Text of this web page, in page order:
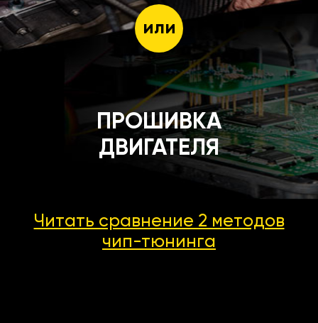
или
ПРОШИВКА
ДВИГАТЕЛЯ
Читать сравнение 2 методов
чип-тюнинга